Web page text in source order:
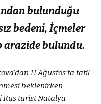
bulunduğu
bedeni, İçmeler
arazide bulundu.
11 Ağustos’ta tatil
beklenirken
Rus turist Natalya